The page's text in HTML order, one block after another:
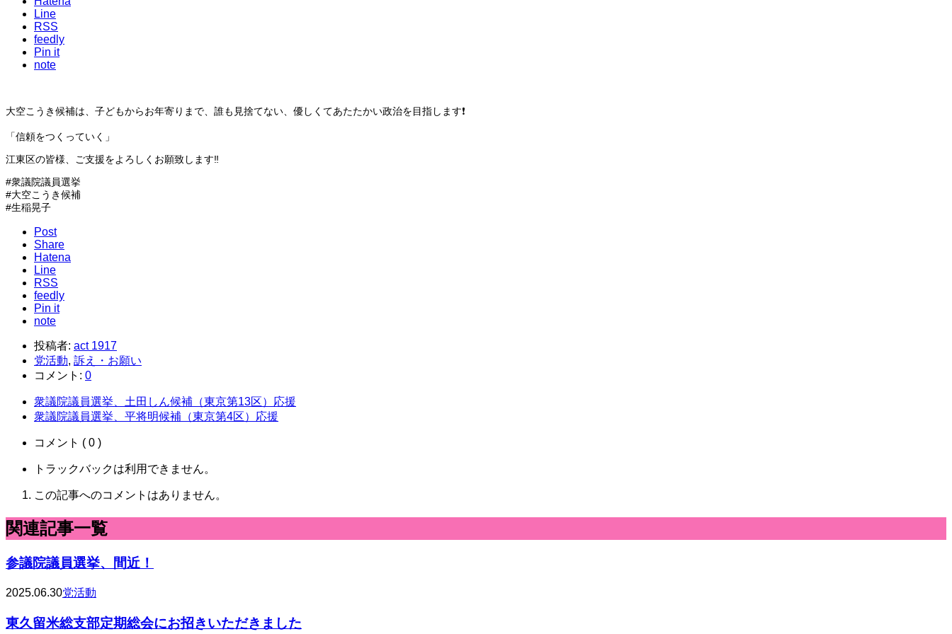
Line
RSS
feedly
Pin it
note
大空こうき候補は、子どもからお年寄りまで、誰も見捨てない、優しくてあたたかい政治を目指します❗️
「信頼をつくっていく」
江東区の皆様、ご支援をよろしくお願致します‼️
#衆議院議員選挙
#大空こうき候補
#生稲晃子
Post
Share
Hatena
Line
RSS
feedly
Pin it
note
投稿者: act 1917
党活動, 訴え・お願い
コメント: 0
衆議院議員選挙、土田しん候補（東京第13区）応援
衆議院議員選挙、平将明候補（東京第4区）応援
コメント ( 0 )
トラックバックは利用できません。
この記事へのコメントはありません。
関連記事一覧
参議院議員選挙、間近！
2025.06.30党活動
東久留米総支部定期総会にお招きいただきました